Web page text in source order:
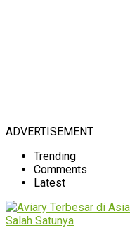
ADVERTISEMENT
Trending
Comments
Latest